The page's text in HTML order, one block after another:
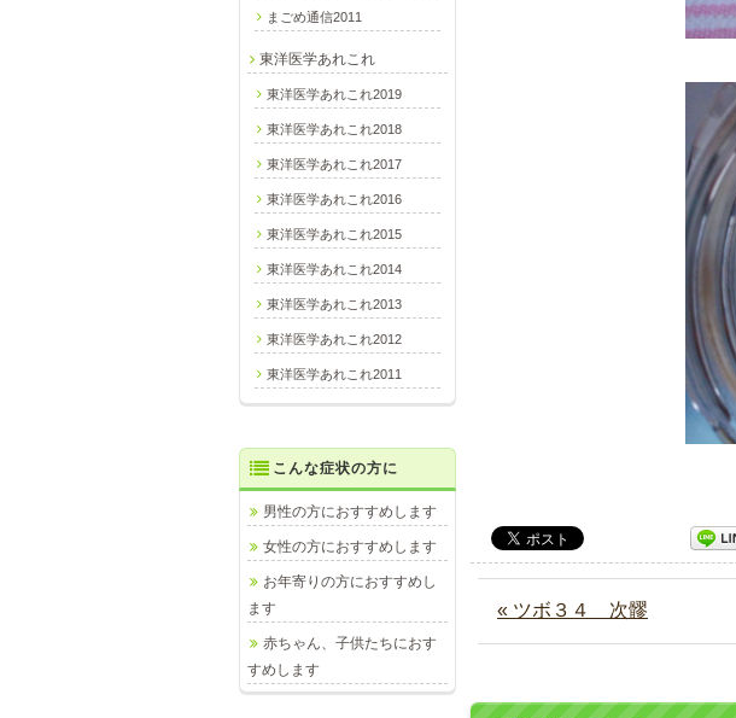
« ツボ３４ 次髎
まごめ通信2011
東洋医学あれこれ
東洋医学あれこれ2019
東洋医学あれこれ2018
東洋医学あれこれ2017
東洋医学あれこれ2016
東洋医学あれこれ2015
東洋医学あれこれ2014
東洋医学あれこれ2013
東洋医学あれこれ2012
東洋医学あれこれ2011
こんな症状の方に
男性の方におすすめします
女性の方におすすめします
お年寄りの方におすすめし
ます
赤ちゃん、子供たちにおす
すめします